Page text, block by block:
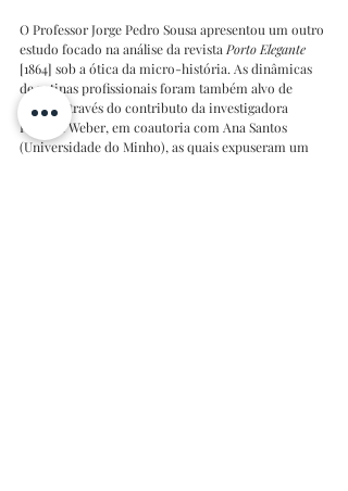
O Professor Jorge Pedro Sousa apresentou um outro
estudo focado na análise da revista Porto Elegante
[1864] sob a ótica da micro-história. As dinâmicas
de rotinas profissionais foram também alvo de
debate através do contributo da investigadora
Patrícia Weber, em coautoria com Ana Santos
(Universidade do Minho), as quais expuseram um